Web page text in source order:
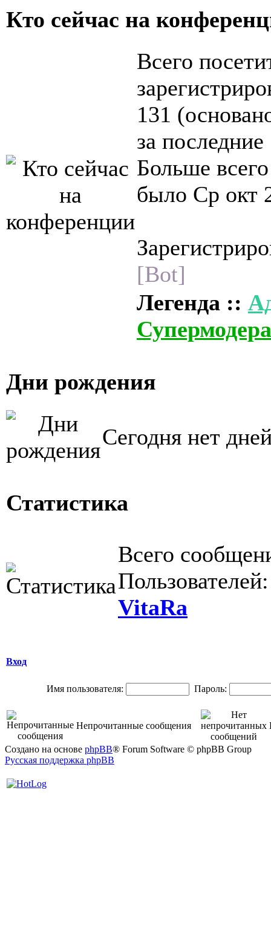
Кто сейчас на
Всего
131
за
Больше
было Ср окт
[Bot]
Легенда ::
Дни рождения
Сегодня нет
Статистика
Всего
VitaRa
Вход
Имя пользователя: Пароль:
Непрочитанные сообщения
Создано на основе phpBB® Forum Software © phpBB Group
Русская поддержка phpBB